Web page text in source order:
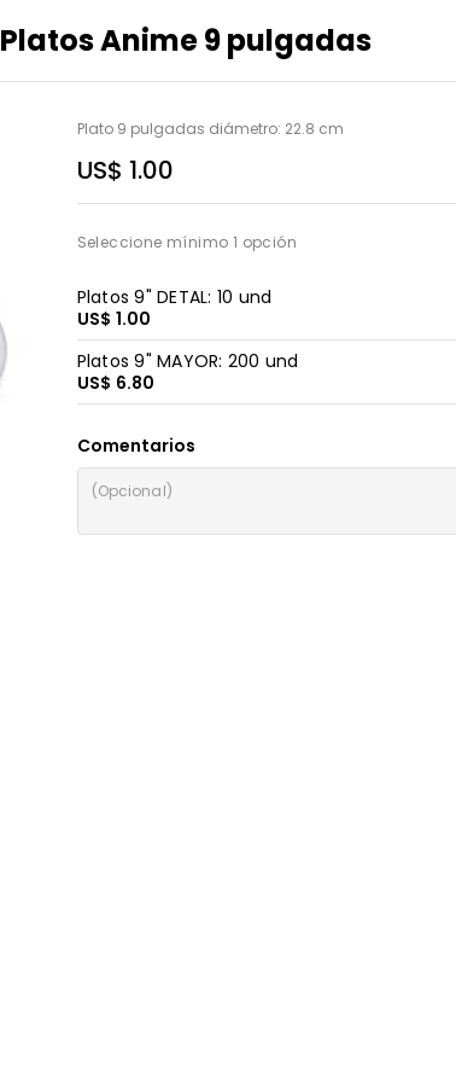
Platos Anime 9 pulgadas
Plato 9 pulgadas diámetro: 22.8 cm
US$ 1.00
Seleccione mínimo 1 opción
Platos 9" DETAL: 10 und
US$ 1.00
Platos 9" MAYOR: 200 und
US$ 6.80
Comentarios